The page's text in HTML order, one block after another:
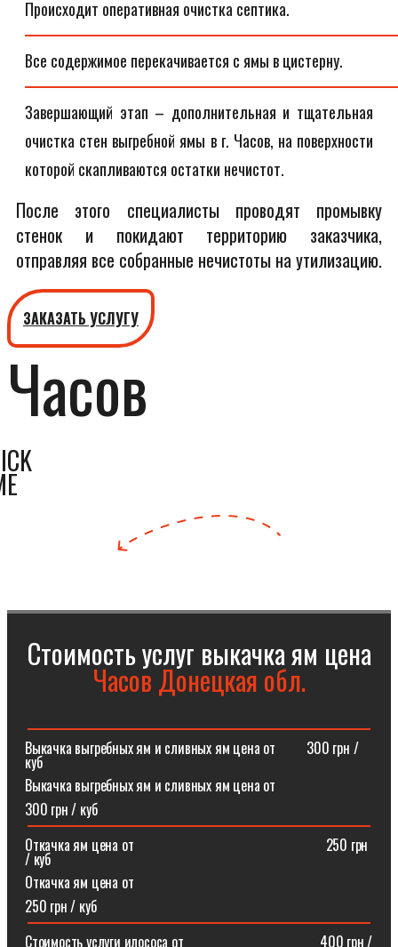
Происходит оперативная очистка септика.
Все содержимое перекачивается с ямы в цистерну.
Завершающий этап – дополнительная и тщательная
очистка стен выгребной ямы в г. Часов, на поверхности
которой скапливаются остатки нечистот.
После этого специалисты проводят промывку
стенок и покидают территорию заказчика,
отправляя все собранные нечистоты на утилизацию.
ЗАКАЗАТЬ УСЛУГУ
Часов
Стоимость услуг выкачка ям цена
Часов Донецкая обл.
Выкачка выгребных ям и сливных ям цена от⠀⠀⠀300 грн /
куб
Выкачка выгребных ям и сливных ям цена от
300 грн / куб
Откачка ям цена от ⠀⠀⠀⠀⠀⠀⠀⠀⠀⠀⠀⠀⠀⠀⠀⠀⠀⠀250 грн
/ куб
Откачка ям цена от
250 грн / куб
Стоимость услуги илососа от⠀⠀⠀⠀⠀⠀⠀⠀⠀⠀⠀⠀⠀400 грн /